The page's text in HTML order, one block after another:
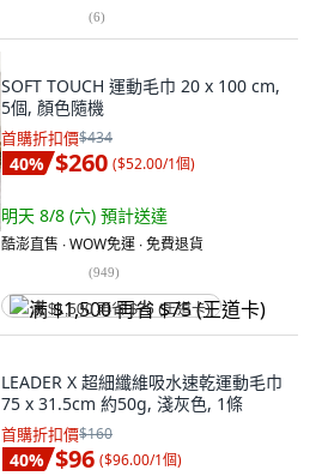
(6)
SOFT TOUCH 運動毛巾 20 x 100 cm,
5個, 顏色隨機
首購折扣價$434
40% $260 ($52.00/1個)
明天 8/8 (六) 預計送達
酷澎直售 ∙ WOW免運 ∙ 免費退貨
(949)
满 $1,500 再省 $75 (王道卡)
LEADER X 超細纖維吸水速乾運動毛巾
75 x 31.5cm 約50g, 淺灰色, 1條
首購折扣價$160
40% $96 ($96.00/1個)